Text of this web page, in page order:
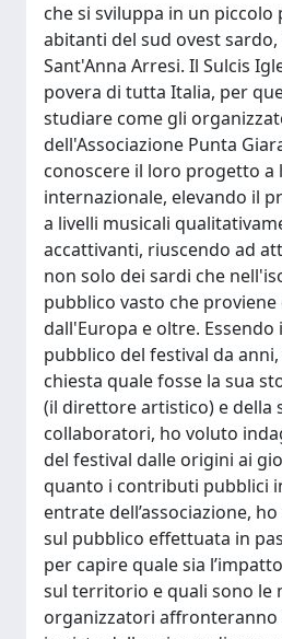
che si sviluppa in un piccolo
abitanti del sud ovest
Sant'Anna Arresi. Il Sulcis
povera di tutta Italia, per
studiare come gli
dell'Associazione Punta
conoscere il loro progetto a
internazionale, elevando il
a livelli musicali
accattivanti, riuscendo ad
non solo dei sardi che
pubblico vasto che
dall'Europa e oltre. Essendo
pubblico del festival da
chiesta quale fosse la sua
(il direttore artistico) e della
collaboratori, ho voluto
del festival dalle origini ai
quanto i contributi pubblici
entrate dell’associazione,
sul pubblico effettuata in
per capire quale sia
sul territorio e quali sono le
organizzatori affronteranno